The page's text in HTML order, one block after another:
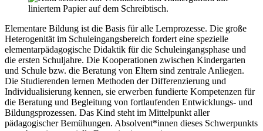
Elementare Bildung ist die Basis für alle Lernprozesse. Die große
Heterogenität im Schuleingangsbereich fordert eine spezielle
elementarpädagogische Didaktik für die Schuleingangsphase und
die ersten Schuljahre. Die Kooperationen zwischen Kindergarten
und Schule bzw. die Beratung von Eltern sind zentrale Anliegen.
Die Studierenden lernen Methoden der Differenzierung und
Individualisierung kennen, sie erwerben fundierte Kompetenzen für
die Beratung und Begleitung von fortlaufenden Entwicklungs- und
Bildungsprozessen. Das Kind steht im Mittelpunkt aller
pädagogischer Bemühungen. Absolvent*innen dieses Schwerpunkts